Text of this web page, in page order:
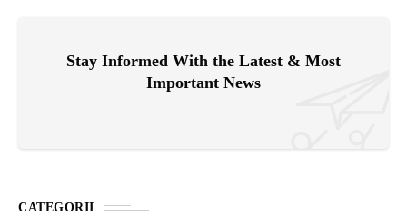
Stay Informed With the Latest & Most
Important News
CATEGORII